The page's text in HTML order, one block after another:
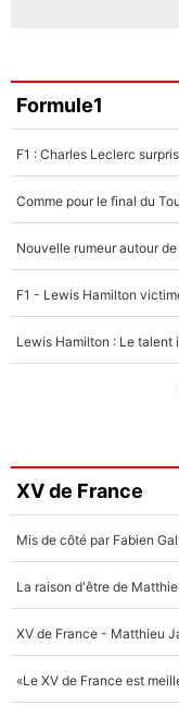
Formule1
XV de France